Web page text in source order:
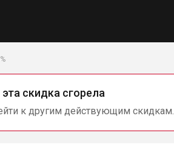
скидка сгорела
к другим действующим скидкам.